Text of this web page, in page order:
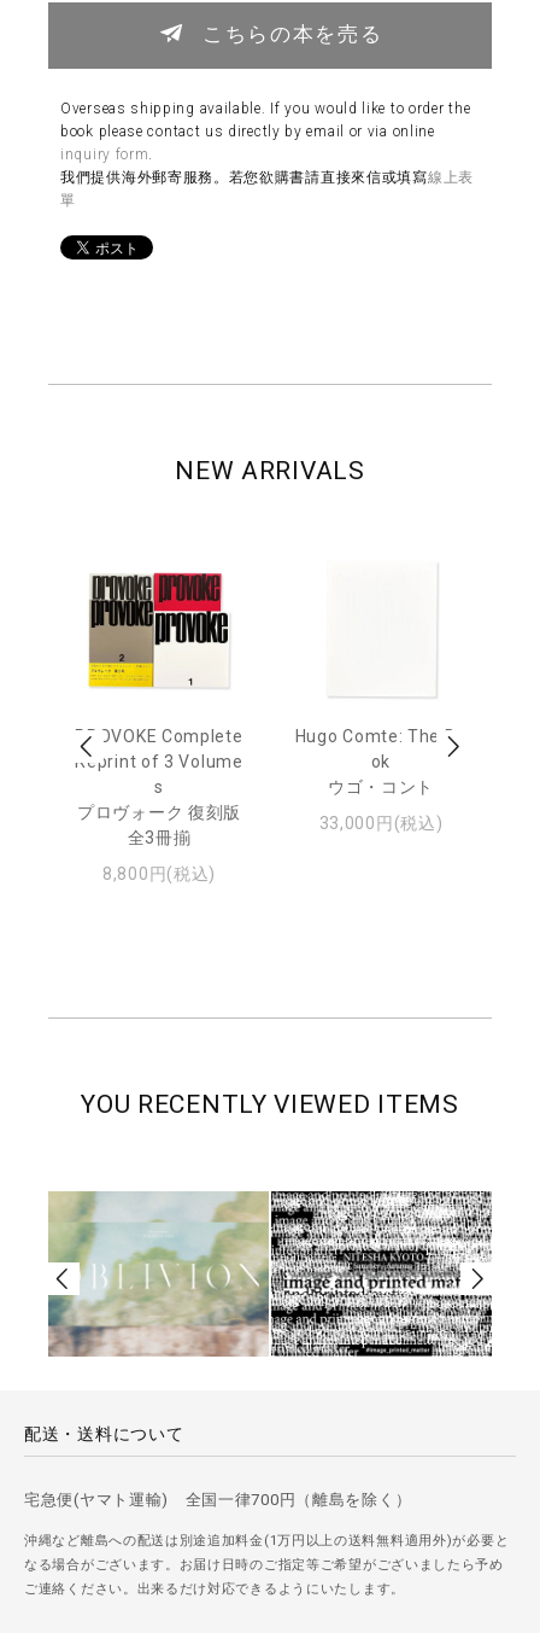
こちらの本を売る
Overseas shipping available. If you would like to order the
book please contact us directly by email or via online
inquiry form.
我們提供海外郵寄服務。若您欲購書請直接來信或填寫線上表
單
NEW ARRIVALS
PROVOKE Complete
Reprint of 3 Volume
s
プロヴォーク 復刻版
全3冊揃
8,800円(税込)
Hugo Comte: The Bo
ok
ウゴ・コント
33,000円(税込)
YOU RECENTLY VIEWED ITEMS
配送・送料について
宅急便(ヤマト運輸) 全国一律700円（離島を除く）
沖縄など離島への配送は別途追加料金(1万円以上の送料無料適用外)が必要と
なる場合がございます。お届け日時のご指定等ご希望がございましたら予め
ご連絡ください。出来るだけ対応できるようにいたします。